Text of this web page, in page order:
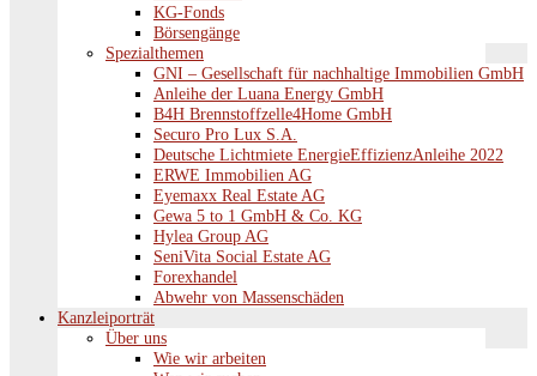
KG-Fonds
Börsengänge
Spezialthemen
GNI – Gesellschaft für nachhaltige Immobilien GmbH
Anleihe der Luana Energy GmbH
B4H Brennstoffzelle4Home GmbH
Securo Pro Lux S.A.
Deutsche Lichtmiete EnergieEffizienzAnleihe 2022
ERWE Immobilien AG
Eyemaxx Real Estate AG
Gewa 5 to 1 GmbH & Co. KG
Hylea Group AG
SeniVita Social Estate AG
Forexhandel
Abwehr von Massenschäden
Kanzleiporträt
Über uns
Wie wir arbeiten